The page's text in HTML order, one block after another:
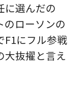
に選んだの
のローソンの
F1にフル参戦
大抜擢と言え